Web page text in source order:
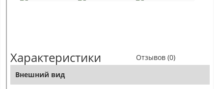
Характеристики
Отзывов (0)
Внешний вид